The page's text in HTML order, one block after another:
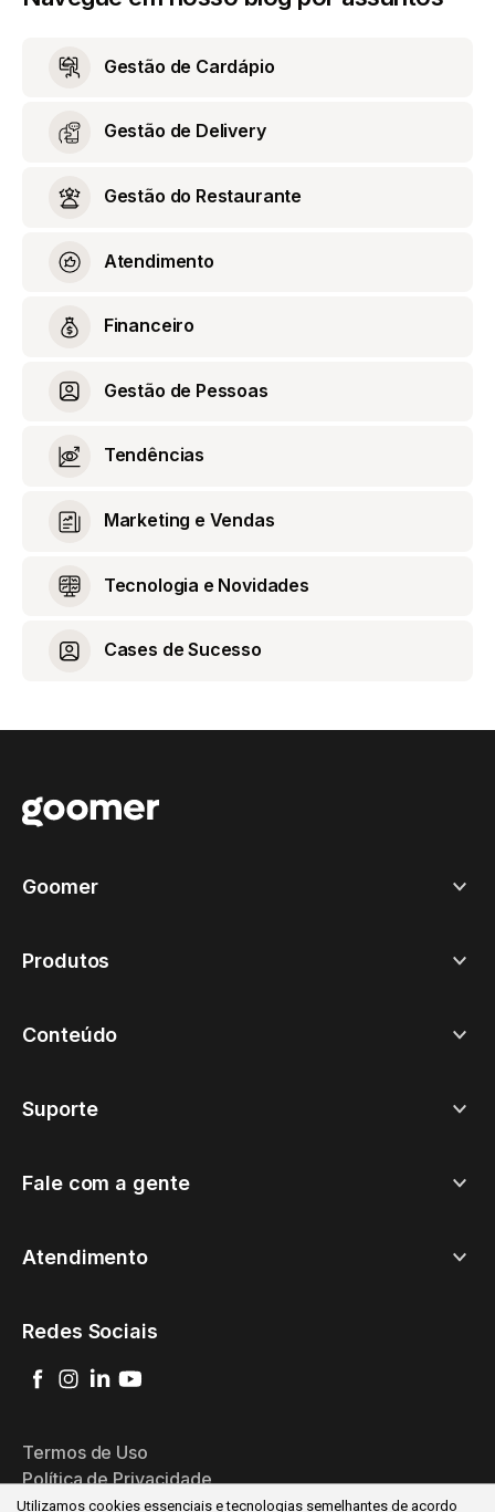
Gestão de Cardápio
Gestão de Delivery
Gestão do Restaurante
Atendimento
Financeiro
Gestão de Pessoas
Tendências
Marketing e Vendas
Tecnologia e Novidades
Cases de Sucesso
Goomer
Produtos
Conteúdo
Suporte
Fale com a gente
Atendimento
Redes Sociais
Termos de Uso
Política de Privacidade
Utilizamos cookies essenciais e tecnologias semelhantes de acordo